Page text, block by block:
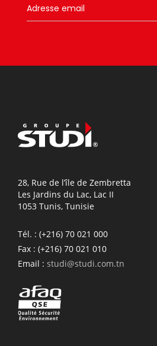
28, Rue de l’île de Zembretta
Les Jardins du Lac, Lac II
1053 Tunis, Tunisie
Tél. : (+216) 70 021 000
Fax : (+216) 70 021 010
Email : studi@studi.com.tn